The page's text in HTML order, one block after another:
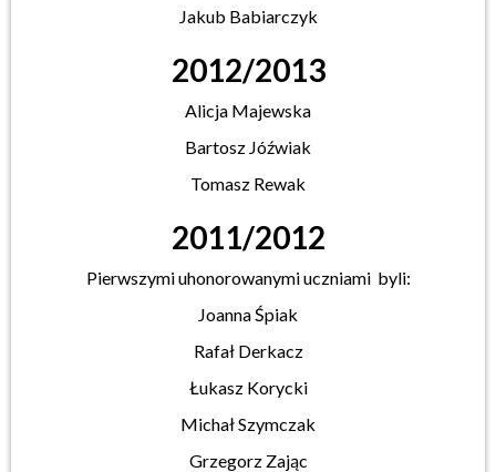
Jakub Babiarczyk
2012/2013
Alicja Majewska
Bartosz Jóźwiak
Tomasz Rewak
2011/2012
Pierwszymi uhonorowanymi uczniami byli:
Joanna Śpiak
Rafał Derkacz
Łukasz Korycki
Michał Szymczak
Grzegorz Zając